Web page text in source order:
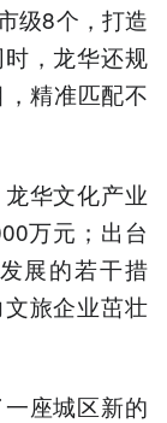
级8个，打造
，龙华还规
精准匹配不
华文化产业
万元；出台
展的若干措
旅企业茁壮
座城区新的